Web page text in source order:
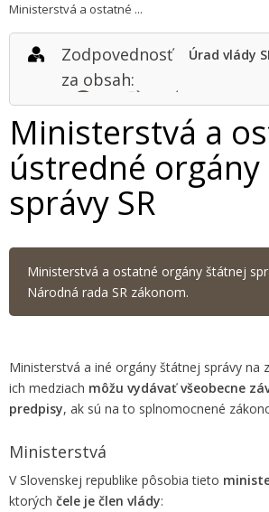
Ministerstvá a ostatné ...
Zodpovednosť
za obsah:
Úrad vlády
Ministerstvá a
ústredné orgány
správy SR
Ministerstvá a ostatné orgány štátnej
Národná rada SR zákonom.
Ministerstvá a iné orgány štátnej správy na
ich medziach môžu vydávať všeobecne
predpisy, ak sú na to splnomocnené
Ministerstvá
V Slovenskej republike pôsobia tieto
ktorých čele je člen vlády: